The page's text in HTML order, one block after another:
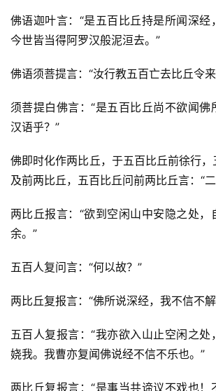
佛语迦叶言：“是五百比丘持是所闻深经
今世皆当得阿罗汉般泥洹去。”
佛语须菩提言：“汝行教五百亡去比丘令
须菩提白佛言：“是五百比丘尚不欲闻佛
汉语乎？”
佛即时化作两比丘，于五百比丘前徐行，
及前两比丘，五百比丘问前两比丘言：“
两比丘报言：“欲到空闲山中安隐之处，
余。”
五百人复问言：“何以故？”
两比丘复报言：“佛所说深经，我不信不
五百人复报言：“我亦欲入山止空闲之处
娆我。我曹亦复闻佛说经不信不乐也。”
两比丘复报言：“是事当共谛议不戏也！